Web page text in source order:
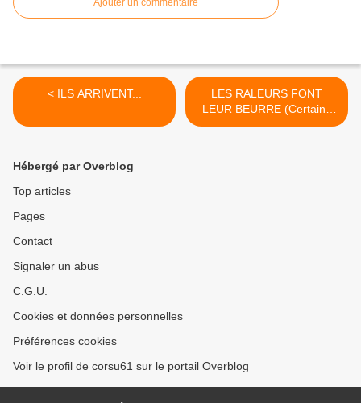
Ajouter un commentaire
< ILS ARRIVENT...
LES RALEURS FONT
LEUR BEURRE (Certains
l'aiment froide) >
Hébergé par Overblog
Top articles
Pages
Contact
Signaler un abus
C.G.U.
Cookies et données personnelles
Préférences cookies
Voir le profil de corsu61 sur le portail Overblog